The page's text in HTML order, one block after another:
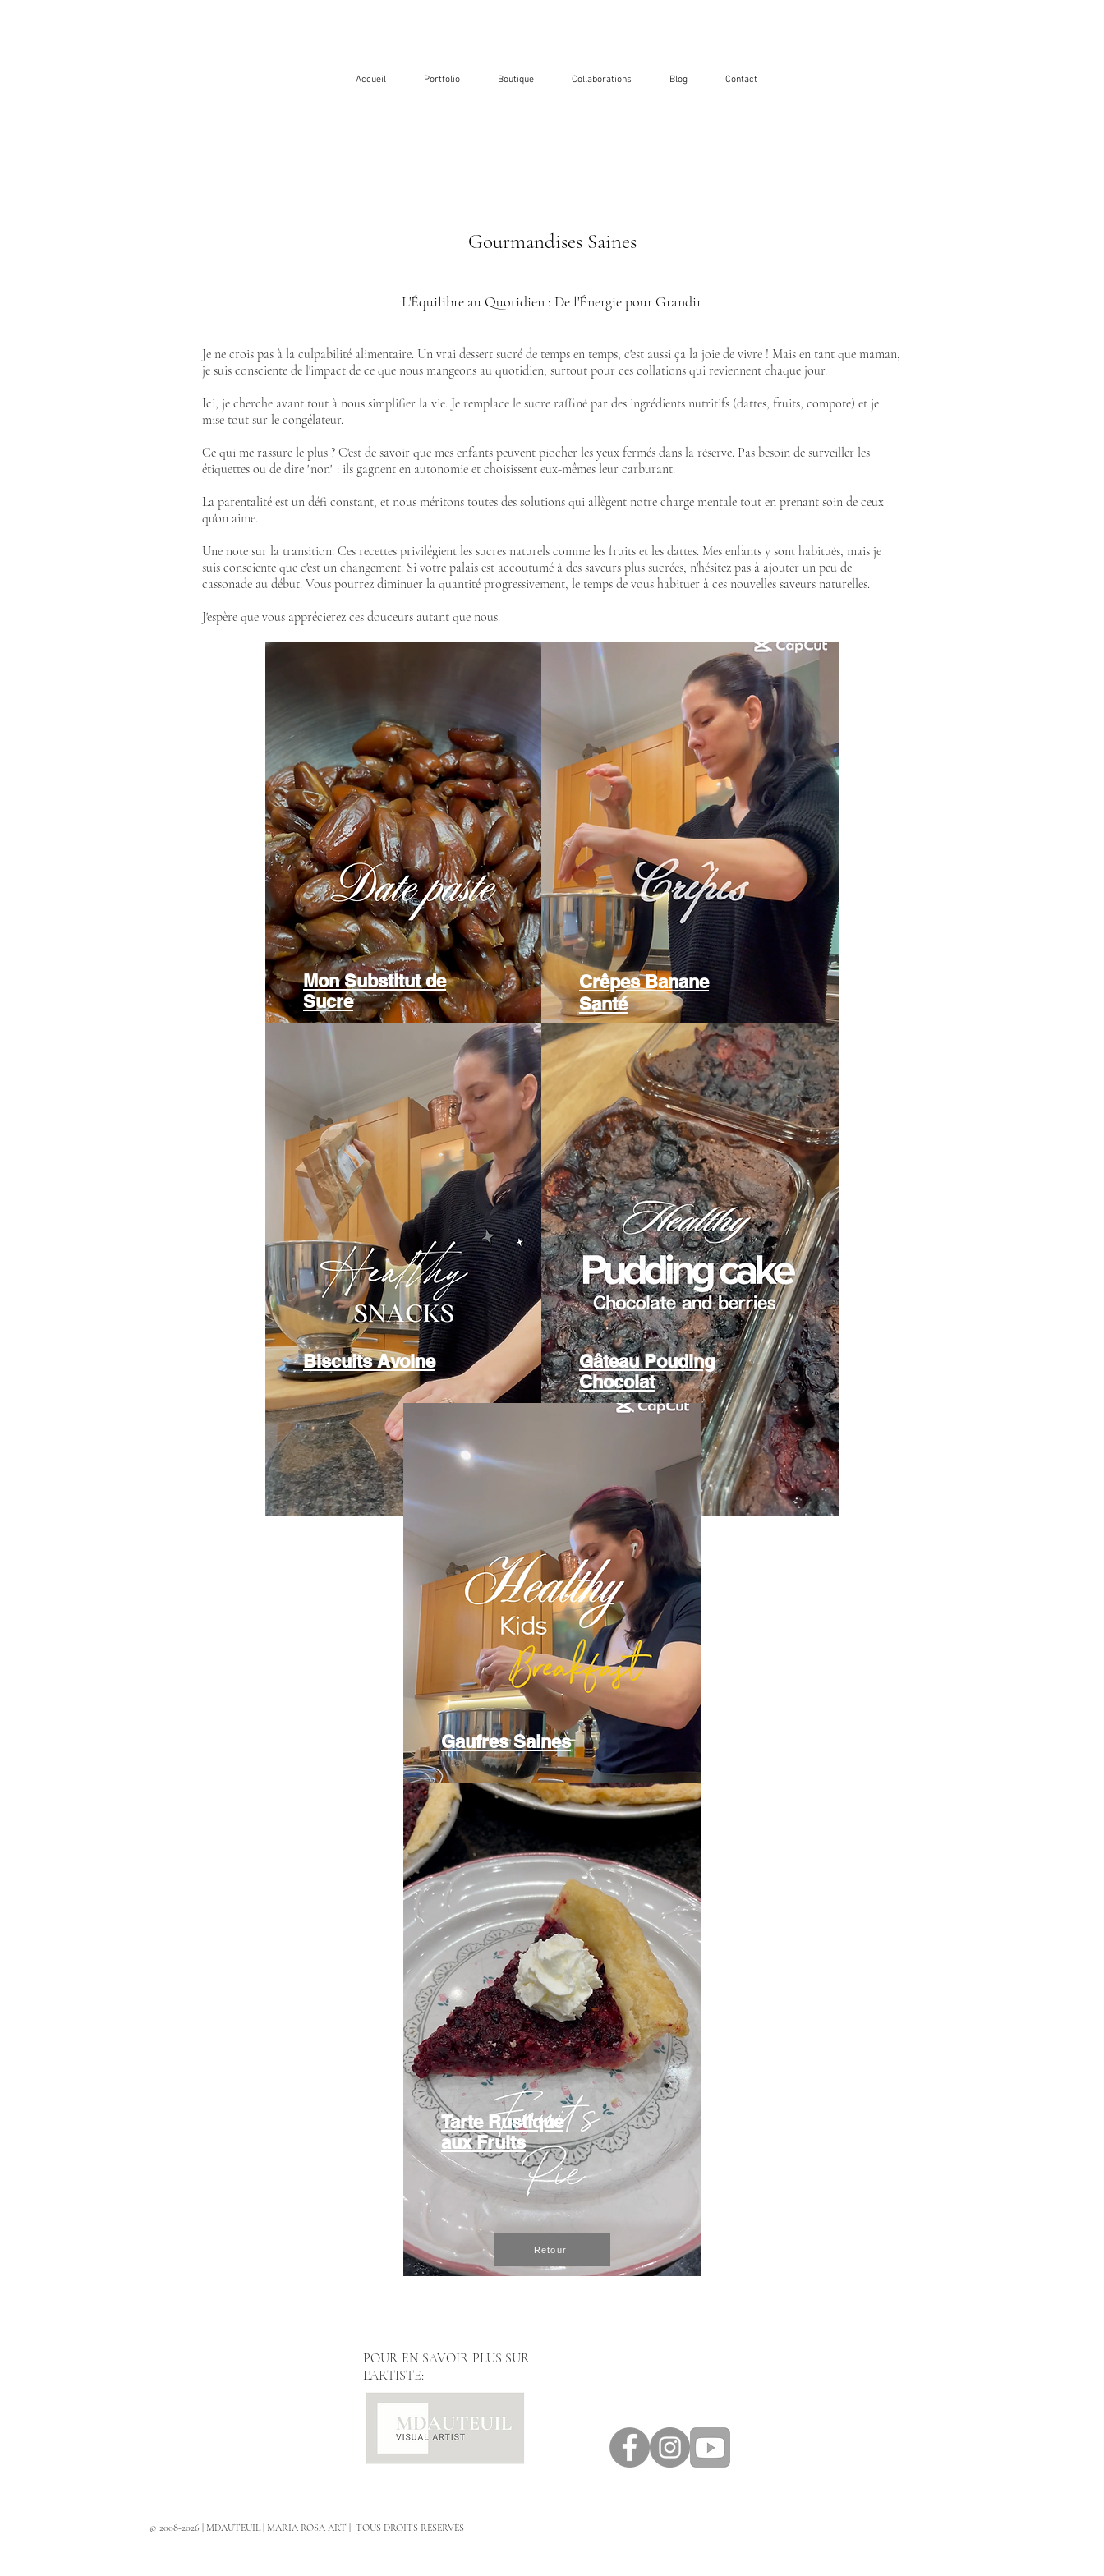
Accueil Portfolio Boutique Collaborations Blog Contact
Gourmandises Saines
L'Équilibre au Quotidien : De l'Énergie pour Grandir
Je ne crois pas à la culpabilité alimentaire. Un vrai dessert sucré de temps en temps, c'est aussi ça la joie de vivre ! Mais en tant que maman,
je suis consciente de l'impact de ce que nous mangeons au quotidien, surtout pour ces collations qui reviennent chaque jour.
Ici, je cherche avant tout à nous simplifier la vie. Je remplace le sucre raffiné par des ingrédients nutritifs (dattes, fruits, compote) et je
mise tout sur le congélateur.
Ce qui me rassure le plus ? C'est de savoir que mes enfants peuvent piocher les yeux fermés dans la réserve. Pas besoin de surveiller les
étiquettes ou de dire "non" : ils gagnent en autonomie et choisissent eux-mêmes leur carburant.
La parentalité est un défi constant, et nous méritons toutes des solutions qui allègent notre charge mentale tout en prenant soin de ceux
qu'on aime.
Une note sur la transition: Ces recettes privilégient les sucres naturels comme les fruits et les dattes. Mes enfants y sont habitués, mais je
suis consciente que c'est un changement. Si votre palais est accoutumé à des saveurs plus sucrées, n'hésitez pas à ajouter un peu de
cassonade au début. Vous pourrez diminuer la quantité progressivement, le temps de vous habituer à ces nouvelles saveurs naturelles.
J'espère que vous apprécierez ces douceurs autant que nous.
Mon Substitut de
Sucre
Biscuits Avoine
Crêpes Banane
Santé
Gâteau Pouding
Chocolat
Gaufres Saines
Tarte Rustique
aux Fruits
Retour
POUR EN SAVOIR PLUS SUR
L'ARTISTE:
© 2008-2026 | MDAUTEUIL | MARIA ROSA ART | TOUS DROITS RÉSERVÉS